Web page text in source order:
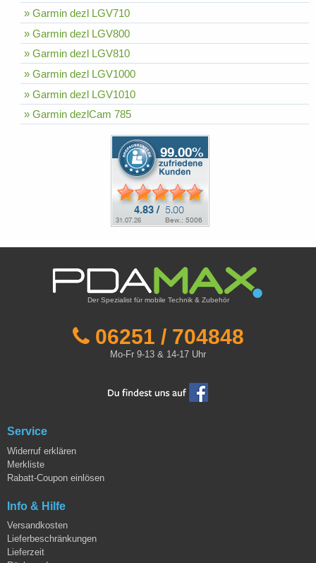
» Garmin dezl LGV710
» Garmin dezl LGV800
» Garmin dezl LGV810
» Garmin dezl LGV1000
» Garmin dezl LGV1010
» Garmin dezlCam 785
Der Spezialist für mobile Technik & Zubehör
06251 / 704848
Mo-Fr 9-13 & 14-17 Uhr
Service
Widerruf erklären
Merkliste
Rabatt-Coupon einlösen
Info & Hilfe
Versandkosten
Lieferbeschränkungen
Lieferzeit